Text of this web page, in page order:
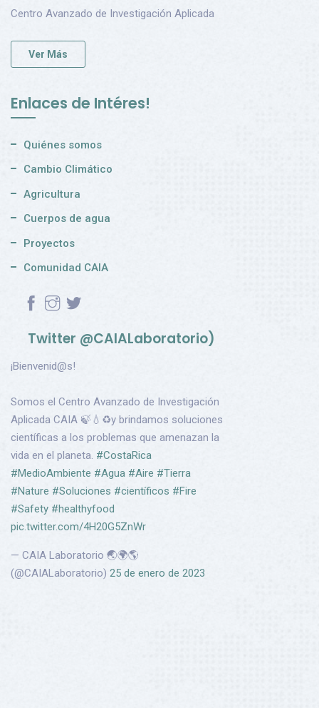
Centro Avanzado de Investigación Aplicada
Ver Más
Enlaces de Intéres!
Quiénes somos
Cambio Climático
Agricultura
Cuerpos de agua
Proyectos
Comunidad CAIA
Twitter @CAIALaboratorio)
¡Bienvenid@s!
Somos el Centro Avanzado de Investigación
Aplicada CAIA 🍃💧♻️y brindamos soluciones
científicas a los problemas que amenazan la
vida en el planeta. #CostaRica
#MedioAmbiente #Agua #Aire #Tierra
#Nature #Soluciones #científicos #Fire
#Safety #healthyfood
pic.twitter.com/4H20G5ZnWr
— CAIA Laboratorio 🌏🌍🌎
(@CAIALaboratorio) 25 de enero de 2023